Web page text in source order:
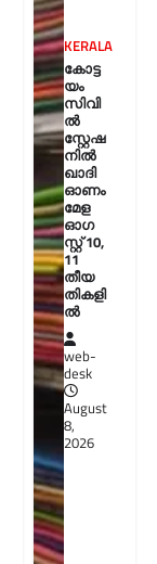
KERALA
കോട്ട
യം
സിവി
ൽ
സ്റ്റേഷ
നിൽ
ഖാദി
ഓണം
മേള
ഓഗ
സ്റ്റ് 10,
11
തീയ
തികളി
ല്‍
web-
desk
August
8,
2026